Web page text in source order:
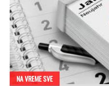
OD NAVODNOG HEROJA DO
GENERAL IVAN
HRVATI GA SLAVILI
Par godina kasnije
UBIJAO!